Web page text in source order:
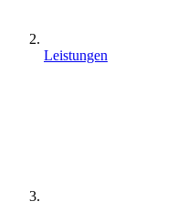
Leistungen